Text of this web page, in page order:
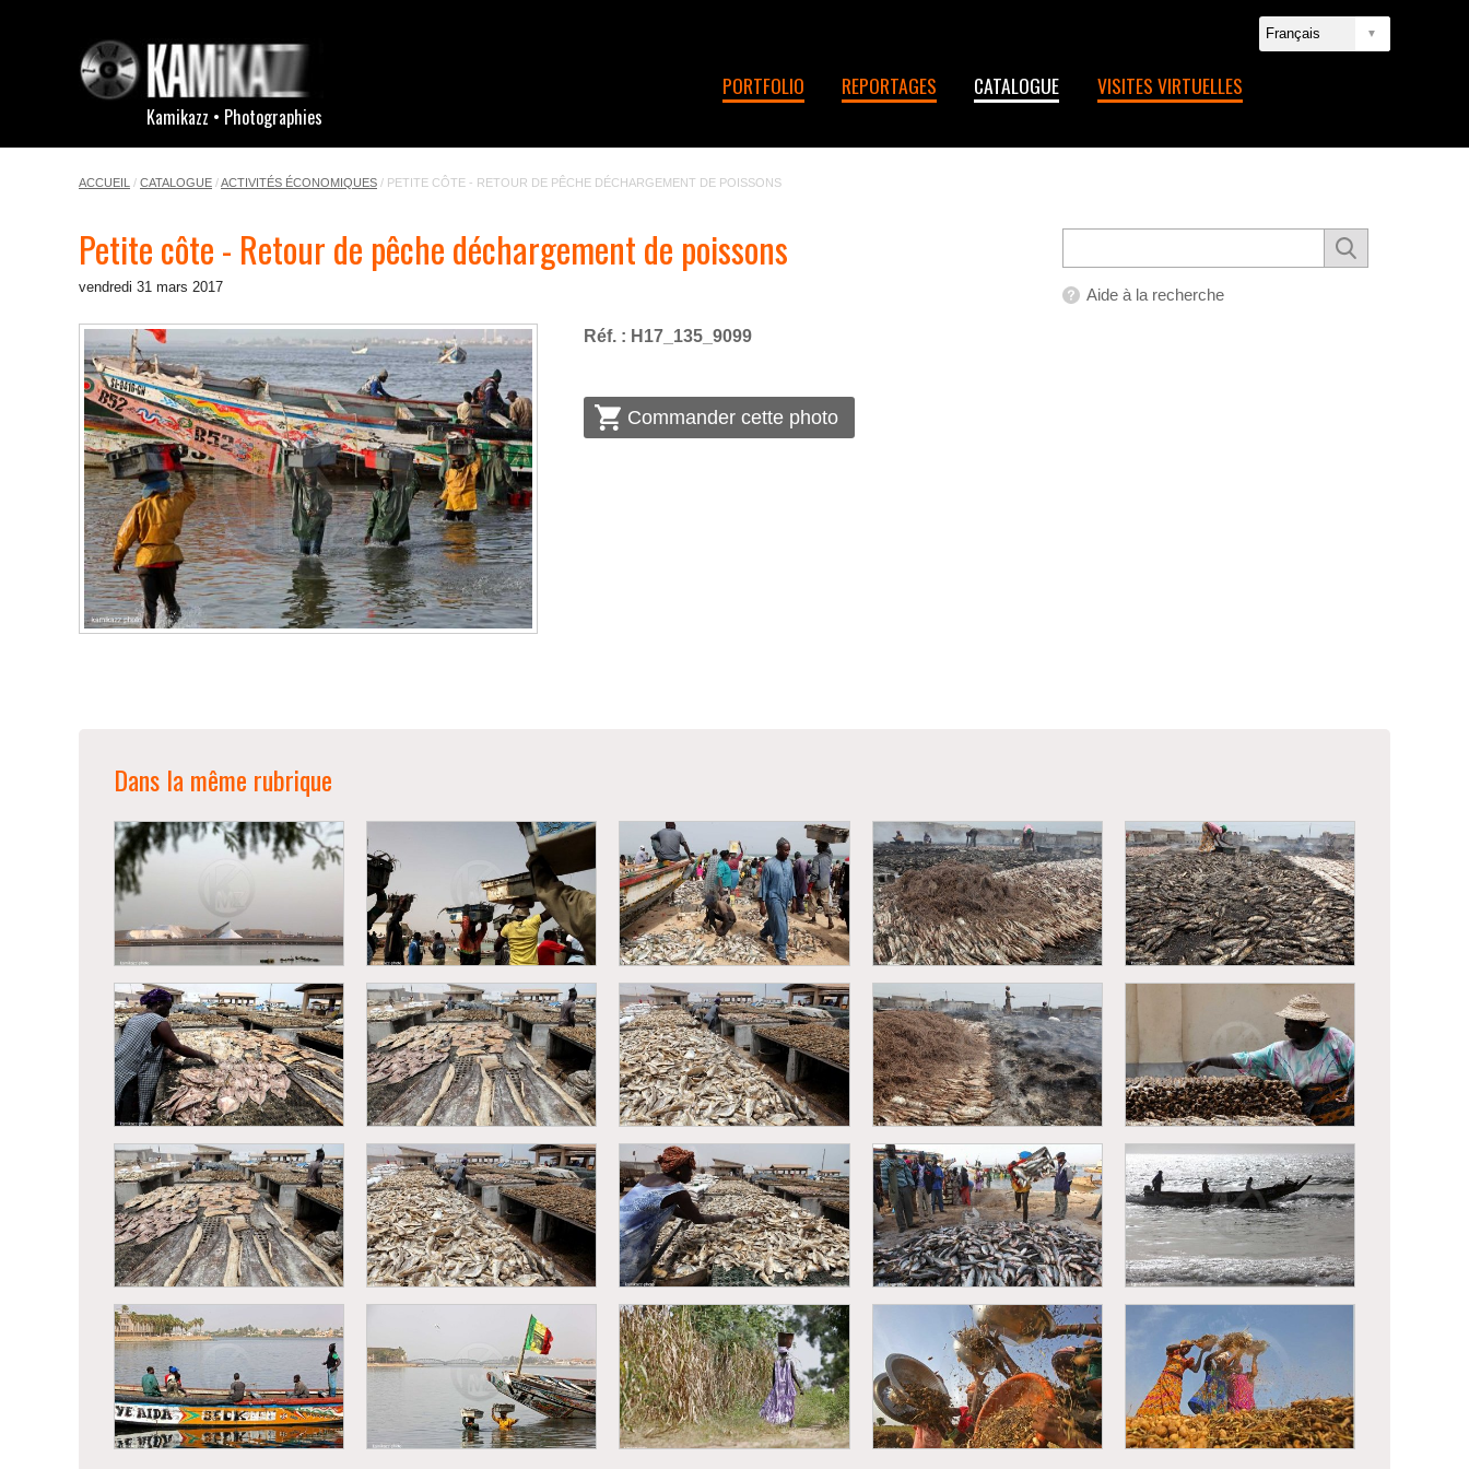
Kamikazz • Photographies
PORTFOLIO REPORTAGES CATALOGUE VISITES VIRTUELLES
ACCUEIL / CATALOGUE /ACTIVITÉS ÉCONOMIQUES / PETITE CÔTE - RETOUR DE PÊCHE DÉCHARGEMENT DE POISSONS
Petite côte - Retour de pêche déchargement de poissons
vendredi 31 mars 2017
Réf. : H17_135_9099
Commander cette photo
Aide à la recherche
Dans la même rubrique
Kaolack - Société nouvelle
des salins du Sine Saloum
(SSS)
Kayar - Retour de pêche -
déchargement de poissons
Kayar - Retour de pêche -
déchargement de poissons
Kayar - Transformation du
poisson
Kayar - Transformation du
poisson
Kayar - Transformation du
poisson
Kayar - Transformation du
poisson
Kayar - Transformation du
poisson
Kayar - Transformation du
poisson
Kayar - Transformation du
poisson
Kayar - Transformation du
poisson
Kayar - Transformation du
poisson
Kayar - Transformation du
poisson
Saint-Louis - Retour de
pêche - déchargement de
poissons
Saint-Louis - Retour de
pêche - déchargement de
poissons